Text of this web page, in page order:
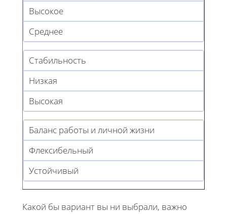
Высокое
Среднее
Стабильность
Низкая
Высокая
Баланс работы и личной жизни
Флексибельный
Устойчивый
Какой бы вариант вы ни выбрали, важно